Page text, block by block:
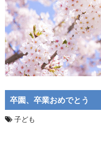
卒園、卒業おめでとう
子ども